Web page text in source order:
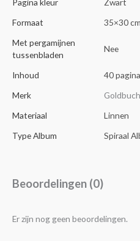
Pagina kleur
Zwart
Formaat
35×30 cm
Met pergamijnen
tussenbladen
Nee
Inhoud
40
Merk
Goldbuch
Materiaal
Linnen
Type Album
Spiraal
Beoordelingen (0)
Er zijn nog geen beoordelingen.